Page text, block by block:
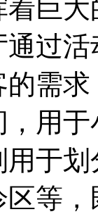
巨
过
需
用
于
等